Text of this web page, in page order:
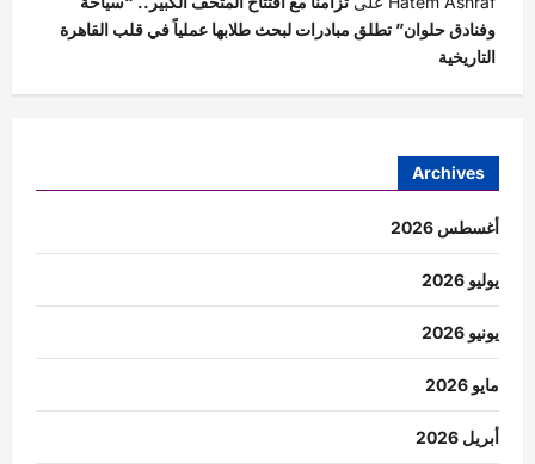
وفنادق حلوان” تطلق مبادرات لبحث طلابها عملياً في قلب القاهرة
التاريخية
Archives
أغسطس 2026
يوليو 2026
يونيو 2026
مايو 2026
أبريل 2026